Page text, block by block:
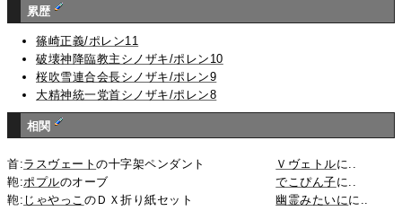
累歴
篠崎正義/ポレン11
破壊神降臨教主シノザキ/ポレン10
桜吹雪連合会長シノザキ/ポレン9
大精神統一党首シノザキ/ポレン8
相関
首:ラスヴェートの十字架ペンダント
鞄:ポプルのオーブ
鞄: じゃやっこ のＤＸ折り紙セット
Ｖヴェトルに..
でこぴん子に..
幽霊みたいにに..